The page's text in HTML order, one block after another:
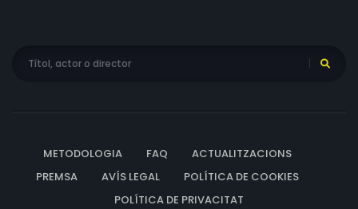
METODOLOGIA FAQ
ACTUALITZACIONS
PREMSA
AVÍS LEGAL
POLÍTICA DE COOKIES
POLÍTICA DE PRIVACITAT